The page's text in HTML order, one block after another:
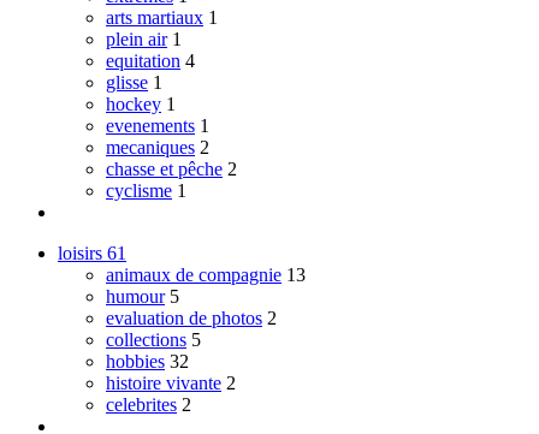
arts martiaux 1
plein air 1
equitation 4
glisse 1
hockey 1
evenements 1
mecaniques 2
chasse et pêche 2
cyclisme 1
loisirs 61
animaux de compagnie 13
humour 5
evaluation de photos 2
collections 5
hobbies 32
histoire vivante 2
celebrites 2